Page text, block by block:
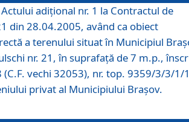
adiţional nr. 1 la Contractul de
din 28.04.2005, având ca obiect
a terenului situat în Municipiul
nr. 21, în suprafață de 7 m.p.,
(C.F. vechi 32053), nr. top. 9359/3/3/1/
privat al Municipiului Brașov.